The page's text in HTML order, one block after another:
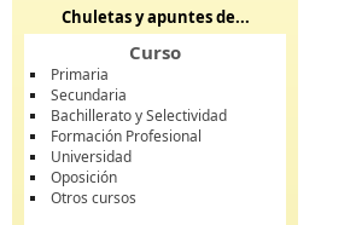
Chuletas y apuntes de...
Curso
Primaria
Secundaria
Bachillerato y Selectividad
Formación Profesional
Universidad
Oposición
Otros cursos